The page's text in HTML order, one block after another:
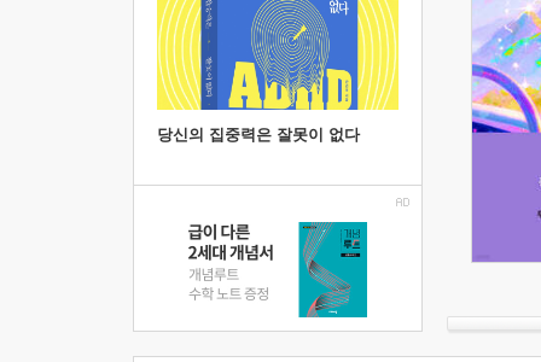
당신의 집중력은 잘못이 없다